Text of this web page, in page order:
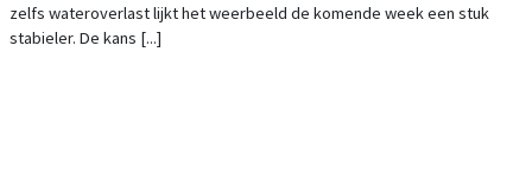
zelfs wateroverlast lijkt het weerbeeld de komende week een stuk
stabieler. De kans [...]